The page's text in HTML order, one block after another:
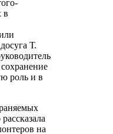
в
Т.
роль и в
на